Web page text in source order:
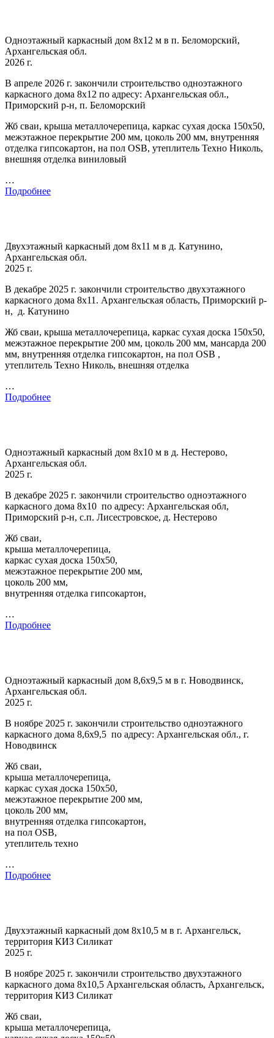
Одноэтажный каркасный дом 8х12 м в п. Беломорский,
Архангельская обл.
2026 г.
В апреле 2026 г. закончили строительство одноэтажного
каркасного дома 8х12 по адресу: Архангельская обл.,
Приморский р-н, п. Беломорский
Жб сваи, крыша металлочерепица, каркас сухая доска 150х50,
межэтажное перекрытие 200 мм, цоколь 200 мм, внутренняя
отделка гипсокартон, на пол OSB, утеплитель Техно Николь,
внешняя отделка виниловый
…
Подробнее
Двухэтажный каркасный дом 8х11 м в д. Катунино,
Архангельская обл.
2025 г.
В декабре 2025 г. закончили строительство двухэтажного
каркасного дома 8х11. Архангельская область, Приморский р-
н, д. Катунино
Жб сваи, крыша металлочерепица, каркас сухая доска 150х50,
межэтажное перекрытие 200 мм, цоколь 200 мм, мансарда 200
мм, внутренняя отделка гипсокартон, на пол OSB ,
утеплитель Техно Николь, внешняя отделка
…
Подробнее
Одноэтажный каркасный дом 8х10 м в д. Нестерово,
Архангельская обл.
2025 г.
В декабре 2025 г. закончили строительство одноэтажного
каркасного дома 8х10 по адресу: Архангельская обл,
Приморский р-н, с.п. Лисестровское, д. Нестерово
Жб сваи,
крыша металлочерепица,
каркас сухая доска 150х50,
межэтажное перекрытие 200 мм,
цоколь 200 мм,
внутренняя отделка гипсокартон,
…
Подробнее
Одноэтажный каркасный дом 8,6х9,5 м в г. Новодвинск,
Архангельская обл.
2025 г.
В ноябре 2025 г. закончили строительство одноэтажного
каркасного дома 8,6х9,5 по адресу: Архангельская обл., г.
Новодвинск
Жб сваи,
крыша металлочерепица,
каркас сухая доска 150х50,
межэтажное перекрытие 200 мм,
цоколь 200 мм,
внутренняя отделка гипсокартон,
на пол OSB,
утеплитель техно
…
Подробнее
Двухэтажный каркасный дом 8х10,5 м в г. Архангельск,
территория КИЗ Силикат
2025 г.
В ноябре 2025 г. закончили строительство двухэтажного
каркасного дома 8х10,5 Архангельская область, Архангельск,
территория КИЗ Силикат
Жб сваи,
крыша металлочерепица,